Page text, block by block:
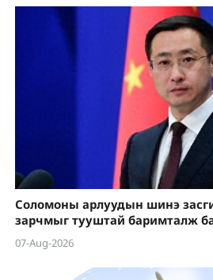
Соломоны арлуудын шинэ
зарчмыг тууштай баримталж
07-Aug-2026